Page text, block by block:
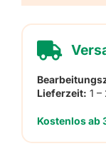
Lieferzeit: 1 –
Kostenlos ab